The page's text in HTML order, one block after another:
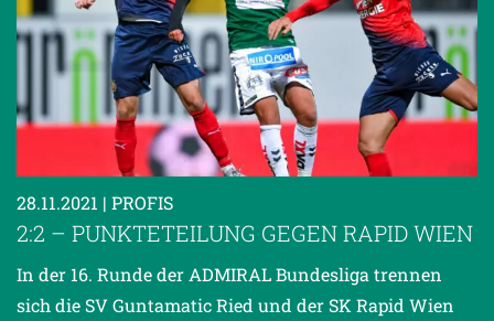
28.11.2021 | PROFIS
2:2 – PUNKTETEILUNG GEGEN RAPID WIEN
In der 16. Runde der ADMIRAL Bundesliga trennen
sich die SV Guntamatic Ried und der SK Rapid Wien